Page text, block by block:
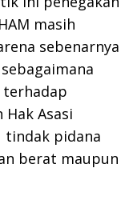
masih
sebenarnya
Hak Asasi
tindak pidana
berat maupun